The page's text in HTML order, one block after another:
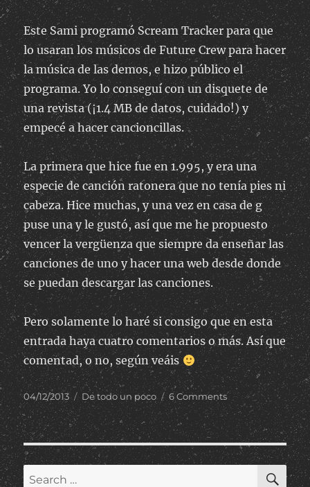
Este Sami programó Scream Tracker para que
lo usaran los músicos de Future Crew para hacer
la música de las demos, e hizo público el
programa. Yo lo conseguí con un disquete de
una revista (¡1.4 MB de datos, cuidado!) y
empecé a hacer cancioncillas.
La primera que hice fue en 1.995, y era una
especie de canción ratonera que no tenía pies ni
cabeza. Hice muchas, y una vez en casa de g
puse una y le gustó, así que me he propuesto
vencer la vergüenza que siempre da enseñar las
canciones de uno y hacer una web desde donde
se puedan descargar las canciones.
Pero solamente lo haré si consigo que en esta
entrada haya cuatro comentarios o más. Así que
comentad, o no, según veáis
Posted
on
04/12/2013 Categories
De todo un poco 6 Commentson
Canciones
que
hice
con
el
Search